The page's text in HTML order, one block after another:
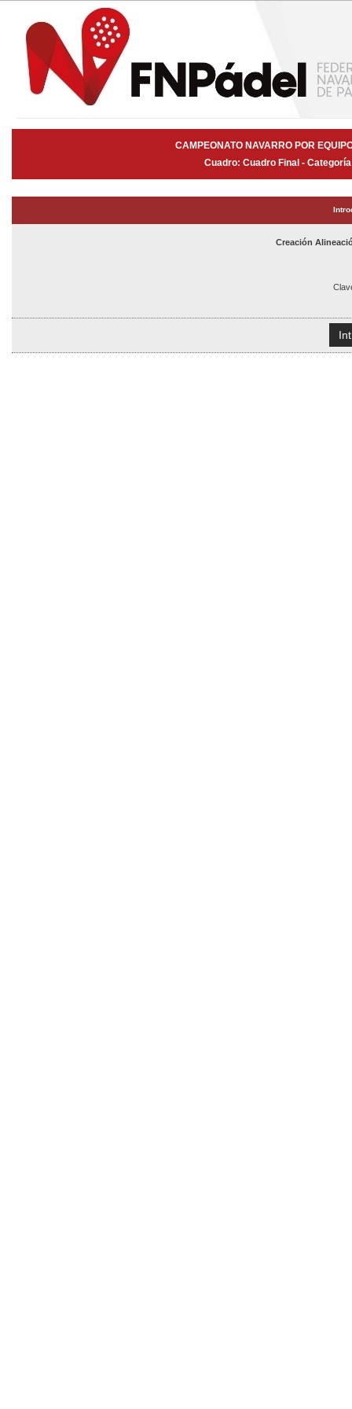
CAMPEONATO NAVARRO POR
Cuadro: Cuadro Final -
Creación